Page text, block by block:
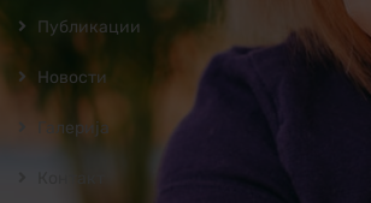
Публикации
Новости
Галерија